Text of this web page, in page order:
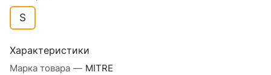
S
Характеристики
Марка товара — MITRE